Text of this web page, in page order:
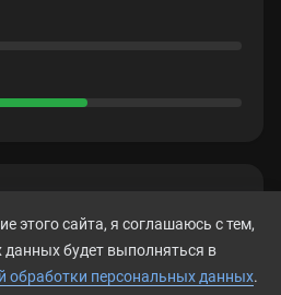
этого сайта, я соглашаюсь с тем,
данных будет выполняться в
обработки персональных данных.